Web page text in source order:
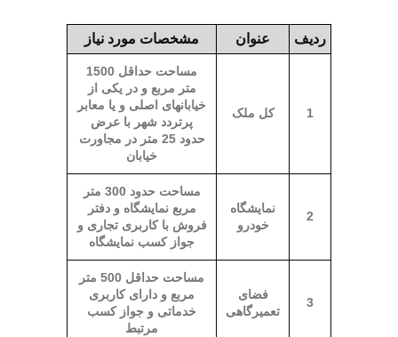
ردیف عنوان مشخصات مورد نیاز
1 کل ملک
مساحت حداقل 1500
متر مربع و در یکی از
خیابانهای اصلی و یا معابر
پرتردد شهر با عرض
حدود 25 متر در مجاورت
خیابان
2
نمایشگاه
خودرو
مساحت حدود 300 متر
مربع نمایشگاه و دفتر
فروش با کاربری تجاری و
جواز کسب نمایشگاه
3
فضای
تعمیرگاهی
مساحت حداقل 500 متر
مربع و دارای کاربری
خدماتی و جواز کسب
مرتبط